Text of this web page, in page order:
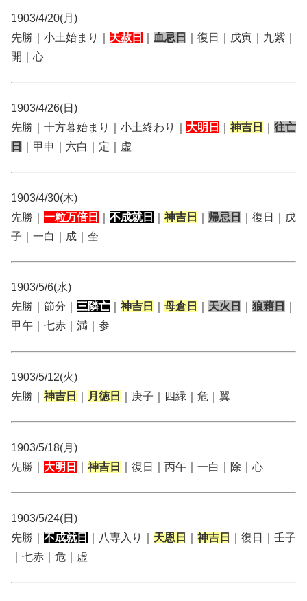
1903/4/20(月)
先勝｜小土始まり｜ 天赦日 血忌日
｜復日｜戊寅｜九紫｜
開｜心
1903/4/26(日)
先勝｜十方暮始まり｜小土終わり｜ 大明日 神吉日
往亡
日
｜甲申｜六白｜定｜虚
1903/4/30(木)
先勝｜ 一粒万倍日 不成就日 神吉日 帰忌日
｜復日｜戊
子｜一白｜成｜奎
1903/5/6(水)
先勝｜節分｜ 三隣亡 神吉日 母倉日 天火日 狼藉日
甲午｜七赤｜満｜参
1903/5/12(火)
先勝｜ 神吉日 月徳日 ｜庚子｜四緑｜危｜翼
1903/5/18(月)
先勝｜ 大明日 神吉日 ｜復日｜丙午｜一白｜除｜心
1903/5/24(日)
先勝｜ 不成就日 ｜八専入り｜ 天恩日 神吉日
｜復日｜壬子
｜七赤｜危｜虚